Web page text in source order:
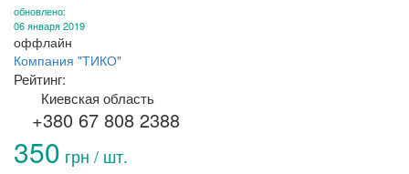
обновлено:
06 января 2019
оффлайн
Компания "ТИКО"
Рейтинг:
Киевская область
+380 67 808 2388
350 грн / шт.